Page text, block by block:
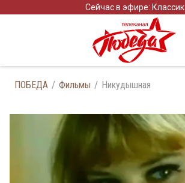
Сейчас в эфире: Классик
ПОБЕДА Фильмы Никудышная